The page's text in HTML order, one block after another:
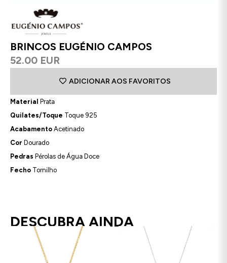
BRINCOS EUGÉNIO CAMPOS
52.00 EUR
ADICIONAR AOS FAVORITOS
Material Prata
Quilates/Toque Toque 925
Acabamento Acetinado
Cor Dourado
Pedras Pérolas de Água Doce
Fecho Tornilho
DESCUBRA AINDA